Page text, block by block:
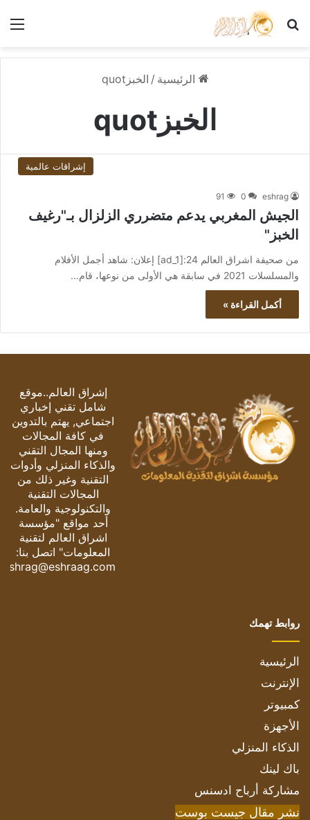
بحث عن
الرئيسية / الخبزquot
الخبزquot
إشراقات عالمية
eshrag
0
91
الجيش المغربي يدعم متضرري الزلزال بـ"رغيف
الخبز"
من صحيفة اشراق العالم 24:[ad_1] إعلان: شاهد أجمل الأفلام
والمسلسلات 2021 في سابقة هي الأولى من نوعها، قام…
أكمل القراءة »
إشراق العالم..موقع
شامل تقني إخباري
اجتماعي, يهتم بالتدوين
في كافة المجالات
ومنها المجال التقني
والذكاء المنزلي وأدوات
التقنية وغير ذلك من
المجالات التقنية
والتكنولوجية والعامة.
أحد مواقع "مؤسسة
اشراق العالم لتقنية
المعلومات" اتصل بنا:
eshrag@eshraag.com
روابط تهمك
الرئيسية
الإنترنت
كمبيوتر
الأجهزة
الذكاء المنزلي
باك لينك
مشاركة أرباح ادسنس
نشر مقال جيست بوست